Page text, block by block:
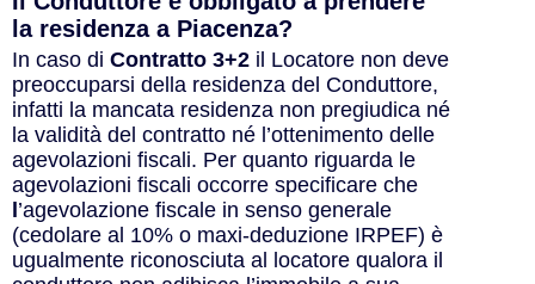
la residenza a Piacenza?
In caso di Contratto 3+2 il Locatore non deve
preoccuparsi della residenza del Conduttore,
infatti la mancata residenza non pregiudica né
la validità del contratto né l’ottenimento delle
agevolazioni fiscali. Per quanto riguarda le
agevolazioni fiscali occorre specificare che
’agevolazione fiscale in senso generale
(cedolare al 10% o maxi-deduzione IRPEF) è
ugualmente riconosciuta al locatore qualora il